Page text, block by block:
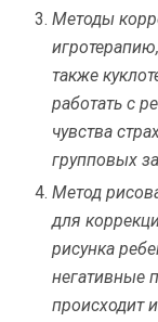
Методы
также
работать с
чувства
групповых
Метод
для
рисунка
негативные
происходит